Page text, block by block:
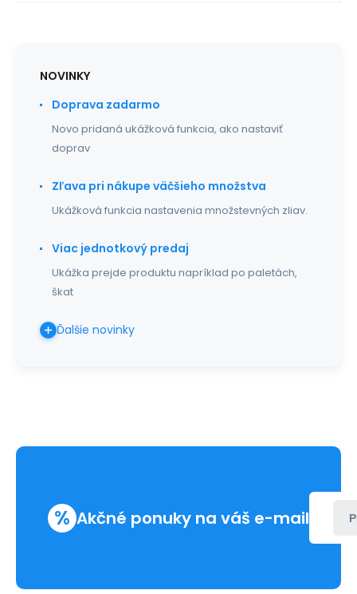
NOVINKY
Doprava zadarmo
Novo pridaná ukážková funkcia, ako nastaviť
doprav
Zľava pri nákupe väčšieho množstva
Ukážková funkcia nastavenia množstevných zliav.
Viac jednotkový predaj
Ukážka prejde produktu napríklad po paletách,
škat
Ďalšie novinky
% Akčné ponuky na váš e-mail